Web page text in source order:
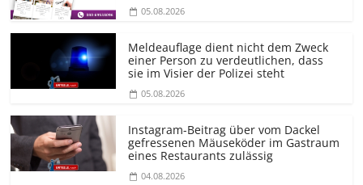
05.08.2026
Meldeauflage dient nicht dem Zweck
einer Person zu verdeutlichen, dass
sie im Visier der Polizei steht
05.08.2026
Instagram-Beitrag über vom Dackel
gefressenen Mäuseköder im Gastraum
eines Restaurants zulässig
04.08.2026